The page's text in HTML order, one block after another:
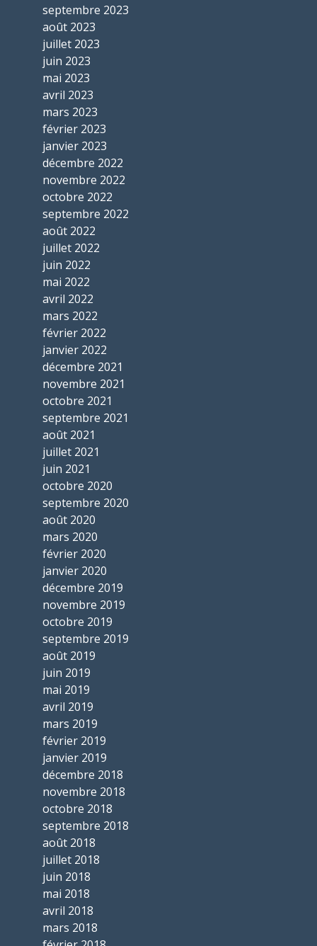
septembre 2023
août 2023
juillet 2023
juin 2023
mai 2023
avril 2023
mars 2023
février 2023
janvier 2023
décembre 2022
novembre 2022
octobre 2022
septembre 2022
août 2022
juillet 2022
juin 2022
mai 2022
avril 2022
mars 2022
février 2022
janvier 2022
décembre 2021
novembre 2021
octobre 2021
septembre 2021
août 2021
juillet 2021
juin 2021
octobre 2020
septembre 2020
août 2020
mars 2020
février 2020
janvier 2020
décembre 2019
novembre 2019
octobre 2019
septembre 2019
août 2019
juin 2019
mai 2019
avril 2019
mars 2019
février 2019
janvier 2019
décembre 2018
novembre 2018
octobre 2018
septembre 2018
août 2018
juillet 2018
juin 2018
mai 2018
avril 2018
mars 2018